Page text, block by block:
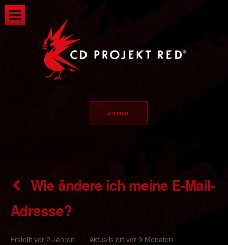
Wie ändere ich meine E-Mail-
Adresse?
Erstellt vor 2 Jahren Aktualisiert vor 9 Monaten